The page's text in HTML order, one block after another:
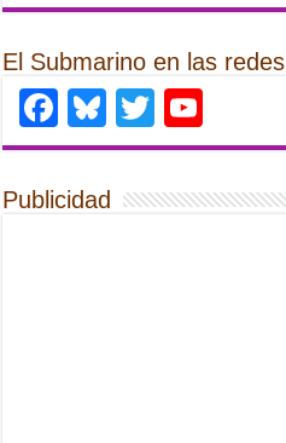
El Submarino en las redes
Facebook
Bluesky
Twitter
Publicidad